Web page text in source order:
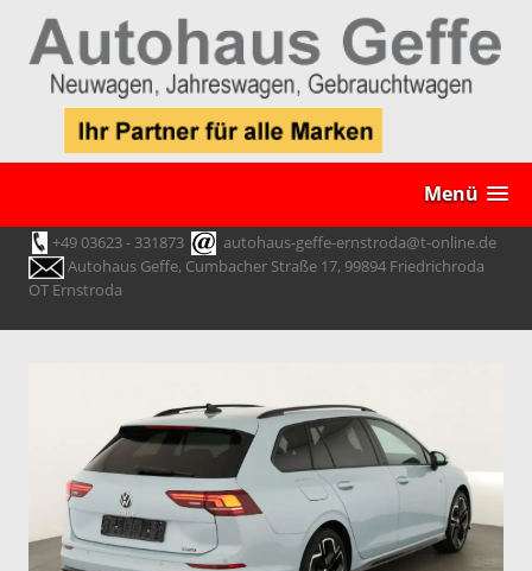
Menü
+49 03623 - 331873
autohaus-geffe-ernstroda@t-online.de
Autohaus Geffe, Cumbacher Straße 17, 99894 Friedrichroda
OT Ernstroda